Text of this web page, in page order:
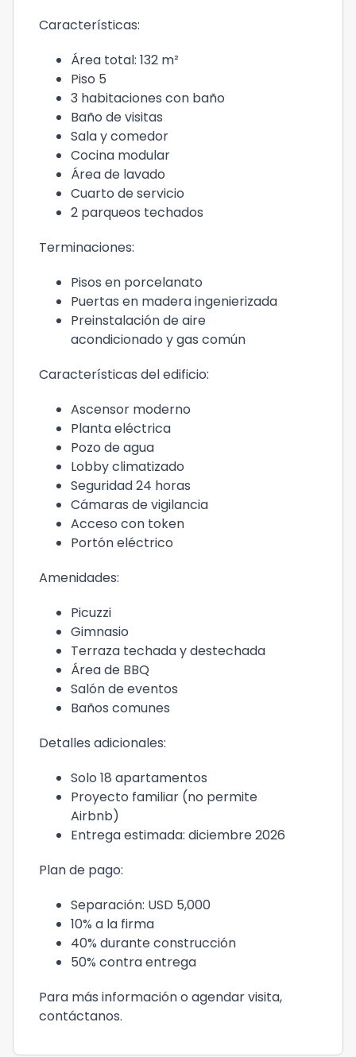
Características:
Área total: 132 m²
Piso 5
3 habitaciones con baño
Baño de visitas
Sala y comedor
Cocina modular
Área de lavado
Cuarto de servicio
2 parqueos techados
Terminaciones:
Pisos en porcelanato
Puertas en madera ingenierizada
Preinstalación de aire
acondicionado y gas común
Características del edificio:
Ascensor moderno
Planta eléctrica
Pozo de agua
Lobby climatizado
Seguridad 24 horas
Cámaras de vigilancia
Acceso con token
Portón eléctrico
Amenidades:
Picuzzi
Gimnasio
Terraza techada y destechada
Área de BBQ
Salón de eventos
Baños comunes
Detalles adicionales:
Solo 18 apartamentos
Proyecto familiar (no permite
Airbnb)
Entrega estimada: diciembre 2026
Plan de pago:
Separación: USD 5,000
10% a la firma
40% durante construcción
50% contra entrega
Para más información o agendar visita,
contáctanos.